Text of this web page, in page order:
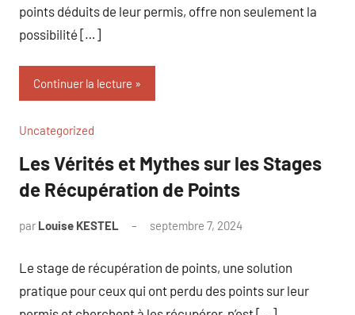
points déduits de leur permis, offre non seulement la
possibilité […]
Continuer la lecture
Uncategorized
Les Vérités et Mythes sur les Stages
de Récupération de Points
par Louise KESTEL septembre 7, 2024
Le stage de récupération de points, une solution
pratique pour ceux qui ont perdu des points sur leur